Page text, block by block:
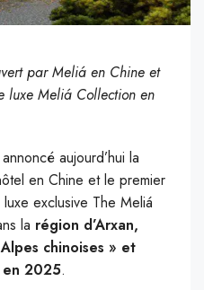
par Meliá en Chine et
luxe Meliá Collection en
aujourd’hui la
en Chine et le premier
exclusive The Meliá
la région d’Arxan,
chinoises » et
en 2025.